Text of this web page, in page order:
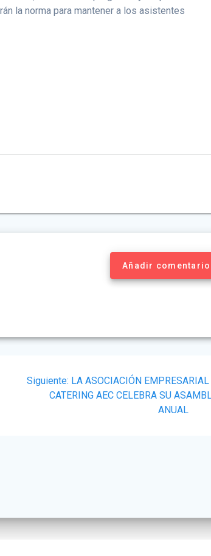
la norma para mantener a los asistentes
Añadir comentario
Siguiente: Siguiente
post:
LA ASOCIACIÓN EMPRESARIAL
CATERING AEC CELEBRA SU
ANUAL